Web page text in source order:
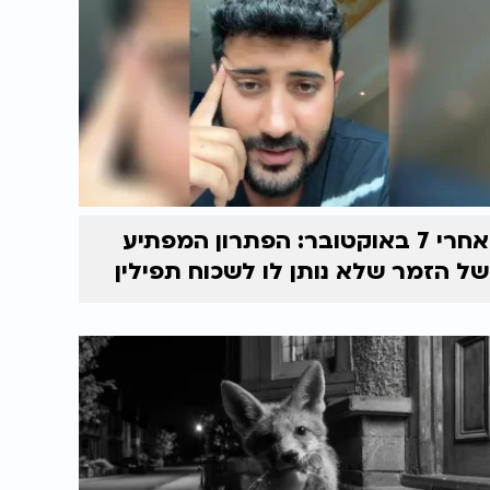
אחרי 7 באוקטובר: הפתרון המפתיע
של הזמר שלא נותן לו לשכוח תפילין